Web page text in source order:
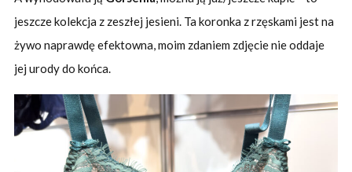
jeszcze kolekcja z zeszłej jesieni. Ta koronka z rzęskami jest na
żywo naprawdę efektowna, moim zdaniem zdjęcie nie oddaje
jej urody do końca.